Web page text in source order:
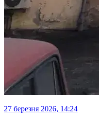
27 березня 2026, 14:24